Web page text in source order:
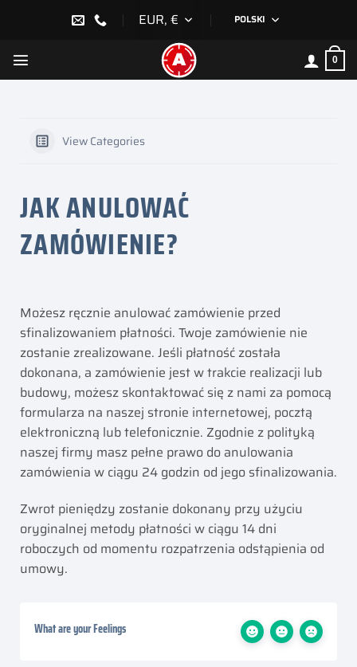
EUR, € POLSKI
0
View Categories
JAK ANULOWAĆ
ZAMÓWIENIE?
Możesz ręcznie anulować zamówienie przed
sfinalizowaniem płatności. Twoje zamówienie nie
zostanie zrealizowane. Jeśli płatność została
dokonana, a zamówienie jest w trakcie realizacji lub
budowy, możesz skontaktować się z nami za pomocą
formularza na naszej stronie internetowej, pocztą
elektroniczną lub telefonicznie. Zgodnie z polityką
naszej firmy masz pełne prawo do anulowania
zamówienia w ciągu 24 godzin od jego sfinalizowania.
Zwrot pieniędzy zostanie dokonany przy użyciu
oryginalnej metody płatności w ciągu 14 dni
roboczych od momentu rozpatrzenia odstąpienia od
umowy.
What are your Feelings